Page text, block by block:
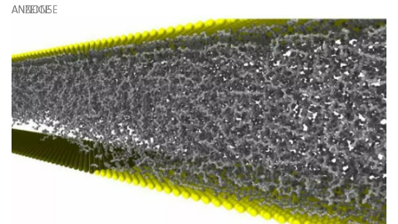
ANZEIGE